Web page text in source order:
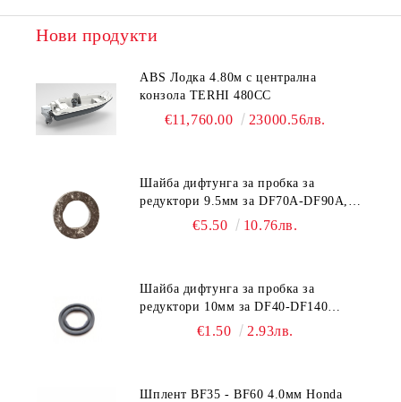
Нови продукти
ABS Лодка 4.80м с централна
конзола TERHI 480CC
€11,760.00 23000.56лв.
Шайба дифтунга за пробка за
редуктори 9.5мм за DF70A-DF90A,
DF150-DF350 Suzuki 09168-10038
€5.50 10.76лв.
Шайба дифтунга за пробка за
редуктори 10мм за DF40-DF140
Suzuki 09168-10022
€1.50 2.93лв.
Шплент BF35 - BF60 4.0мм Honda